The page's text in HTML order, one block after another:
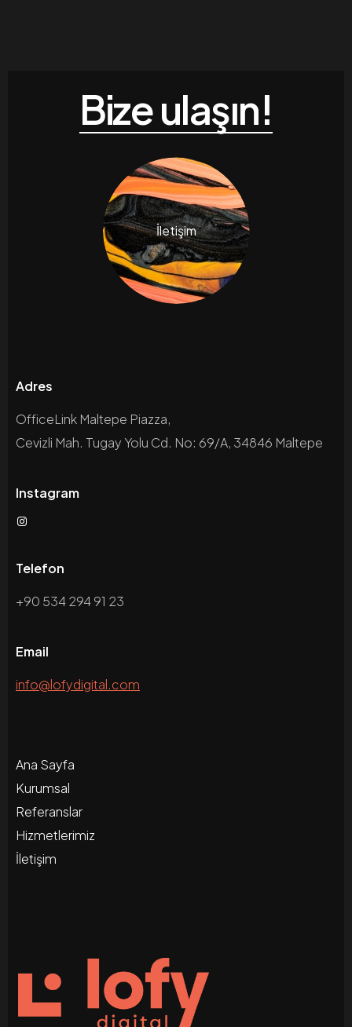
Bize ulaşın!
İletişim
Adres
OfficeLink Maltepe Piazza,
Cevizli Mah. Tugay Yolu Cd. No: 69/A, 34846 Maltepe
Instagram
Telefon
+90 534 294 91 23
Email
info@lofydigital.com
Ana Sayfa
Kurumsal
Referanslar
Hizmetlerimiz
İletişim